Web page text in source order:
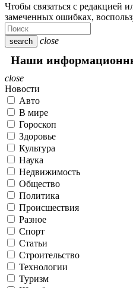
Чтобы связаться с редакцией
замеченных ошибках,
search close
Наши
close
Новости
Авто
В мире
Гороскоп
Здоровье
Культура
Наука
Недвижимость
Общество
Политика
Происшествия
Разное
Спорт
Статьи
Строительство
Технологии
Туризм